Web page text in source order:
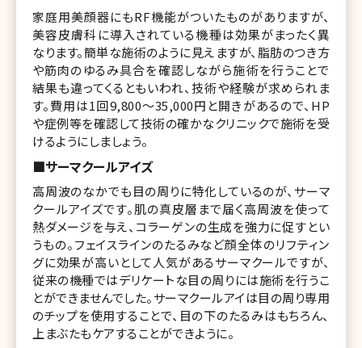
家庭用美顔器にもRF機能がついたものがありますが、
美容皮膚科に導入されている機種は効果がまったく異
なります。簡単な施術のように見えますが、脂肪のつき方
や筋肉のゆるみ具合を確認しながら施術を行うことで
結果も違ってくるともいわれ、技術や経験が求められま
す。費用は1回9,800～35,000円と開きがあるので、HP
や症例等を確認して技術の確かなクリニックで施術を受
けるようにしましょう。
■サーマクールアイズ
高周波のなかでも目の周りに特化しているのが、サーマ
クールアイズです。肌の真皮層まで届く高周波を使って
熱ダメージを与え、コラーゲンの生成を強力に促すとい
うもの。フェイスラインのたるみなど顔全体のリフティン
グに効果が高いとして人気があるサーマクールですが、
従来の機種ではデリケートな目の周りには施術を行うこ
とができませんでした。サーマクールアイは目の周り専用
のチップを使用することで、目の下のたるみはもちろん、
上まぶたもケアすることができように。